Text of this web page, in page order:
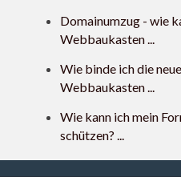
Domainumzug - wie
Webbaukasten ...
Wie binde ich die
Webbaukasten ...
Wie kann ich mein
schützen? ...